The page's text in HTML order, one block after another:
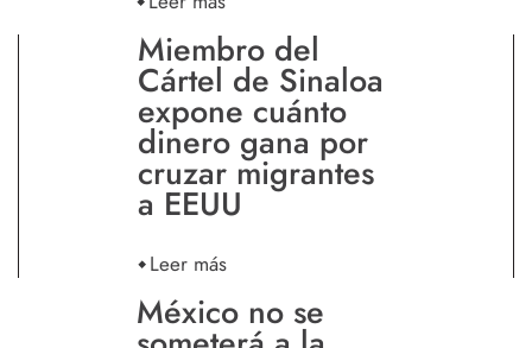
Miembro del
Cártel de Sinaloa
expone cuánto
dinero gana por
cruzar migrantes
a EEUU
Leer más
México no se